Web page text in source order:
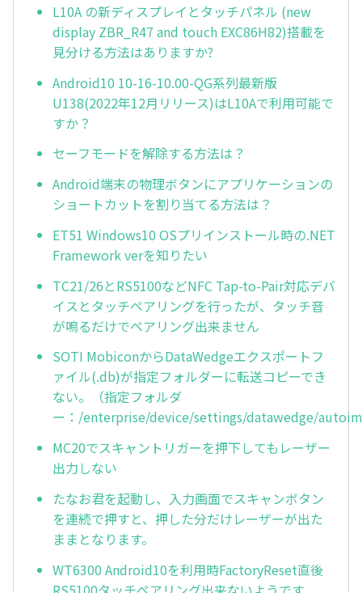
L10A の新ディスプレイとタッチパネル (new
display ZBR_R47 and touch EXC86H82)搭載を
見分ける方法はありますか?
Android10 10-16-10.00-QG系列最新版
U138(2022年12月リリース)はL10Aで利用可能で
すか？
セーフモードを解除する方法は？
Android端末の物理ボタンにアプリケーションの
ショートカットを割り当てる方法は？
ET51 Windows10 OSプリインストール時の.NET
Framework verを知りたい
TC21/26とRS5100などNFC Tap-to-Pair対応デバ
イスとタッチペアリングを行ったが、タッチ音
が鳴るだけでペアリング出来ません
SOTI MobiconからDataWedgeエクスポートフ
ァイル(.db)が指定フォルダーに転送コピーでき
ない。（指定フォルダ
ー：/enterprise/device/settings/datawedge/
MC20でスキャントリガーを押下してもレーザー
出力しない
たなお君を起動し、入力画面でスキャンボタン
を連続で押すと、押した分だけレーザーが出た
ままとなります。
WT6300 Android10を利用時FactoryReset直後